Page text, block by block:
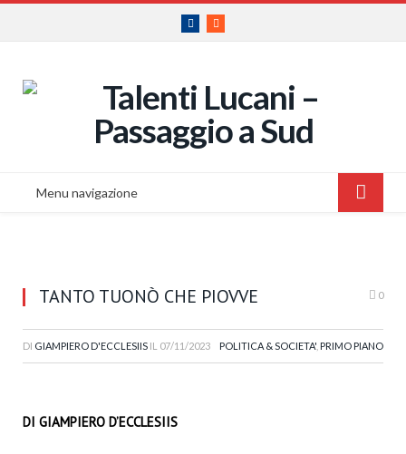
Facebook
RSS
Menu navigazione
TANTO TUONÒ CHE PIOVVE 0
DI GIAMPIERO D'ECCLESIIS IL 07/11/2023 POLITICA & SOCIETA' PRIMO PIANO
DI GIAMPIERO D’ECCLESIIS